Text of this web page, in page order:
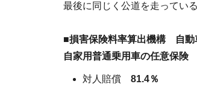
最後に同じく公道を走ってい
■損害保険料率算出機構 自動
自家用普通乗用車の任意保険
対人賠償 81.4％